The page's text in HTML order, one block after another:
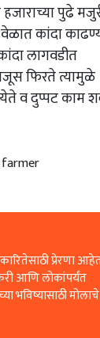
पुढे
कांदा
लागवडीत
फिरते त्यामुळे
येते व दुप्पट काम
प्रेरणा
आणि लोकांपर्यंत
भविष्यासाठी मोलाचे